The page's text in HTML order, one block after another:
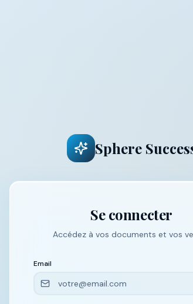
Sphere
Se connecter
Accédez à vos documents et vos
Email